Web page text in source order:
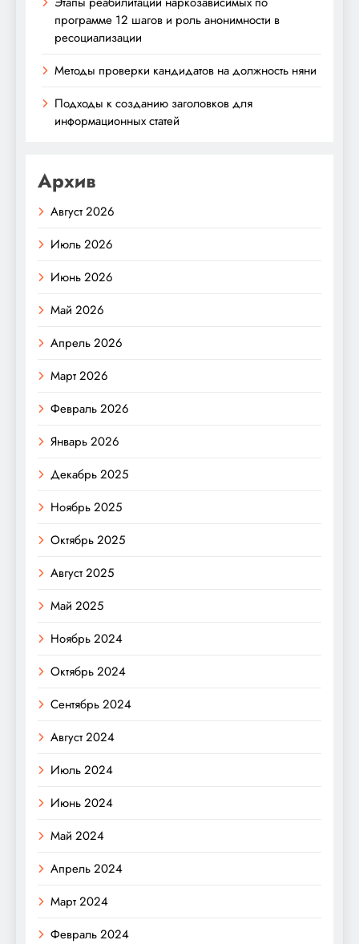
программе 12 шагов и роль анонимности в
ресоциализации
Методы проверки кандидатов на должность няни
Подходы к созданию заголовков для
информационных статей
Архив
Август 2026
Июль 2026
Июнь 2026
Май 2026
Апрель 2026
Март 2026
Февраль 2026
Январь 2026
Декабрь 2025
Ноябрь 2025
Октябрь 2025
Август 2025
Май 2025
Ноябрь 2024
Октябрь 2024
Сентябрь 2024
Август 2024
Июль 2024
Июнь 2024
Май 2024
Апрель 2024
Март 2024
Февраль 2024